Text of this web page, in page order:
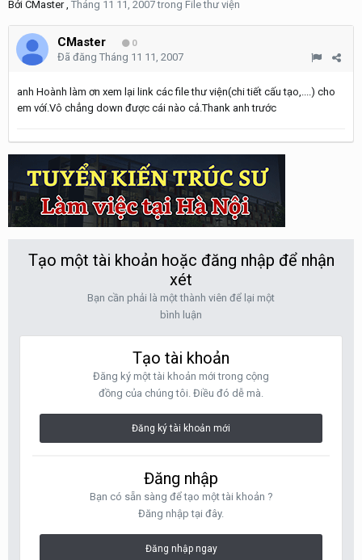
Bởi CMaster, Tháng 11 11, 2007trong File thư viện
CMaster 0
Đã đăng Tháng 11 11, 2007
anh Hoành làm ơn xem lại link các file thư viện(chi tiết cấu tạo,....) cho
em vớí.Vô chẳng down được cái nào cả.Thank anh trước
Tạo một tài khoản hoặc đăng nhập để nhận
xét
Bạn cần phải là một thành viên để lại một
bình luận
Tạo tài khoản
Đăng ký một tài khoản mới trong cộng
đồng của chúng tôi. Điều đó dễ mà.
Đăng ký tài khoản mới
Đăng nhập
Bạn có sẵn sàng để tạo một tài khoản ?
Đăng nhập tại đây.
Đăng nhập ngay